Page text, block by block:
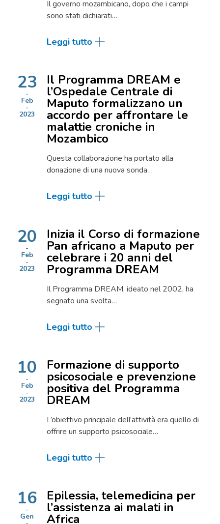
Il governo mozambicano, dopo che i campi
sono stati dichiarati…
Leggi tutto
23
Feb
2023
Il Programma DREAM e
l’Ospedale Centrale di
Maputo formalizzano un
accordo per affrontare le
malattie croniche in
Mozambico
Questa collaborazione ha portato alla
donazione di una nuova sonda…
Leggi tutto
20
Feb
2023
Inizia il Corso di formazione
Pan africano a Maputo per
celebrare i 20 anni del
Programma DREAM
Il Programma DREAM, ideato nel 2002, ha
segnato una svolta…
Leggi tutto
10
Feb
2023
Formazione di supporto
psicosociale e prevenzione
positiva del Programma
DREAM
L’obiettivo principale dell’attività era quello di
offrire un supporto psicosociale…
Leggi tutto
16
Gen
Epilessia, telemedicina per
l’assistenza ai malati in
Africa